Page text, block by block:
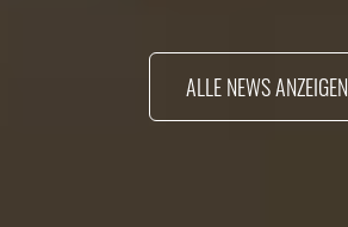
ALLE NEWS ANZEIGEN